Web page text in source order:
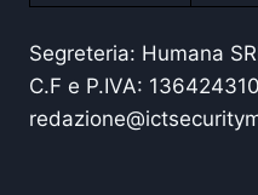
Segreteria: Humana
C.F e P.IVA: